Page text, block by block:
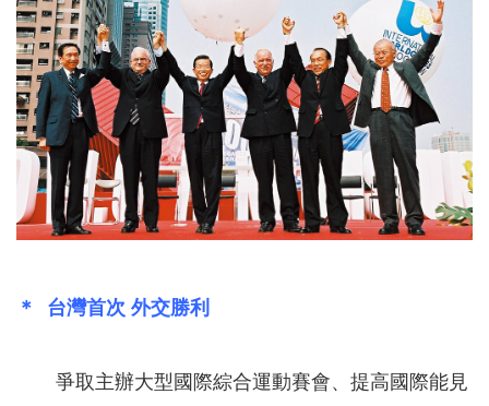
＊ 台灣首次 外交勝利
爭取主辦大型國際綜合運動賽會、提高國際能見